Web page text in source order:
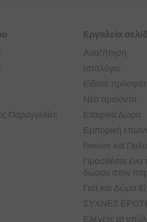
Παραγγελίες
Εργαλεία
Αναζήτηση
Ιστολόγιο
Είδατε
Νέα προϊόντα
Εταιρικά Δώρα
Εμπορική
Premium και
Προσθέστε ένα
δώρου στην
Γιοτ και Δώρα
ΣΥΧΝΕΣ
Ελέγξτε το